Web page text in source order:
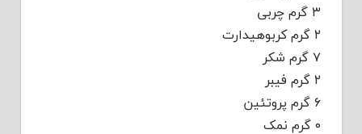
۳ گرم چربی
۲ گرم کربوهیدارت
۷ گرم شکر
۲ گرم فیبر
۶ گرم پروتئین
۰ گرم نمک